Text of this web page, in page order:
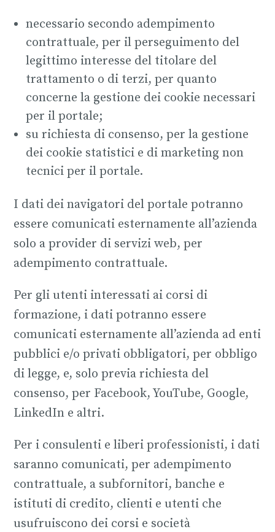
necessario secondo adempimento
contrattuale, per il perseguimento del
legittimo interesse del titolare del
trattamento o di terzi, per quanto
concerne la gestione dei cookie necessari
per il portale;
su richiesta di consenso, per la gestione
dei cookie statistici e di marketing non
tecnici per il portale.
I dati dei navigatori del portale potranno
essere comunicati esternamente all’azienda
solo a provider di servizi web, per
adempimento contrattuale.
Per gli utenti interessati ai corsi di
formazione, i dati potranno essere
comunicati esternamente all’azienda ad enti
pubblici e/o privati obbligatori, per obbligo
di legge, e, solo previa richiesta del
consenso, per Facebook, YouTube, Google,
LinkedIn e altri.
Per i consulenti e liberi professionisti, i dati
saranno comunicati, per adempimento
contrattuale, a subfornitori, banche e
istituti di credito, clienti e utenti che
usufruiscono dei corsi e società